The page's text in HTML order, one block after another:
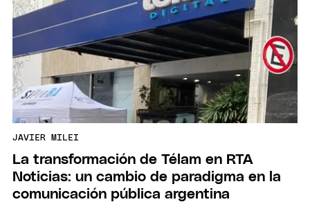
JAVIER MILEI
La transformación de Télam en RTA
Noticias: un cambio de paradigma en la
comunicación pública argentina